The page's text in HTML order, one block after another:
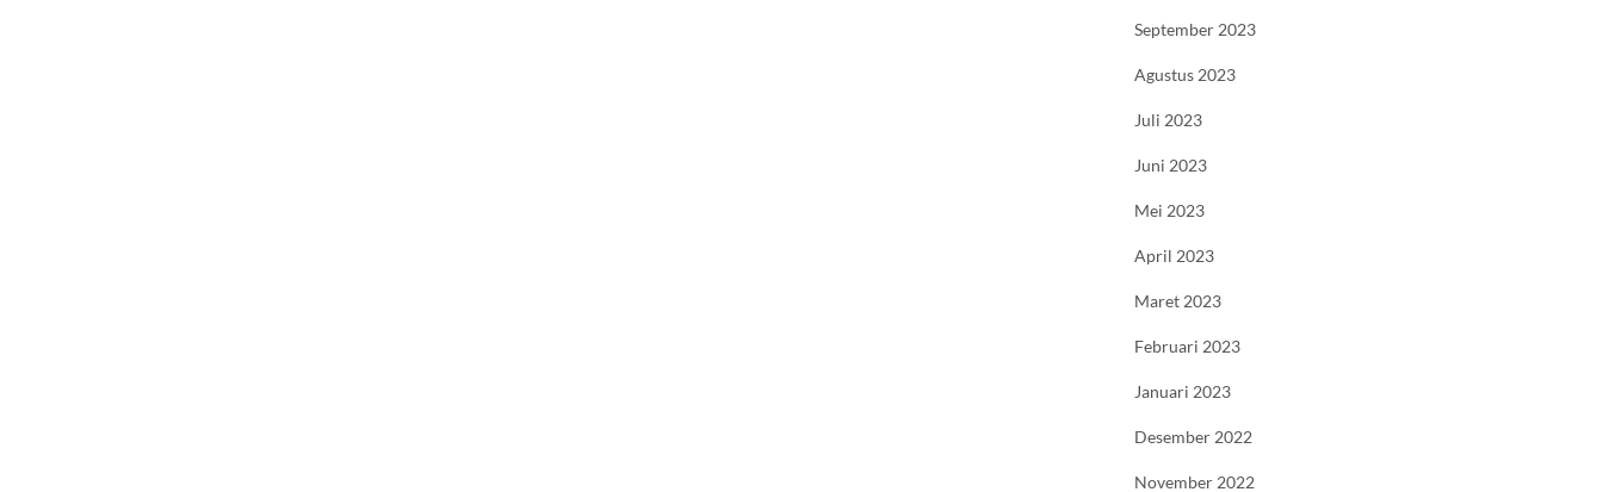
September 2023
Agustus 2023
Juli 2023
Juni 2023
Mei 2023
April 2023
Maret 2023
Februari 2023
Januari 2023
Desember 2022
November 2022